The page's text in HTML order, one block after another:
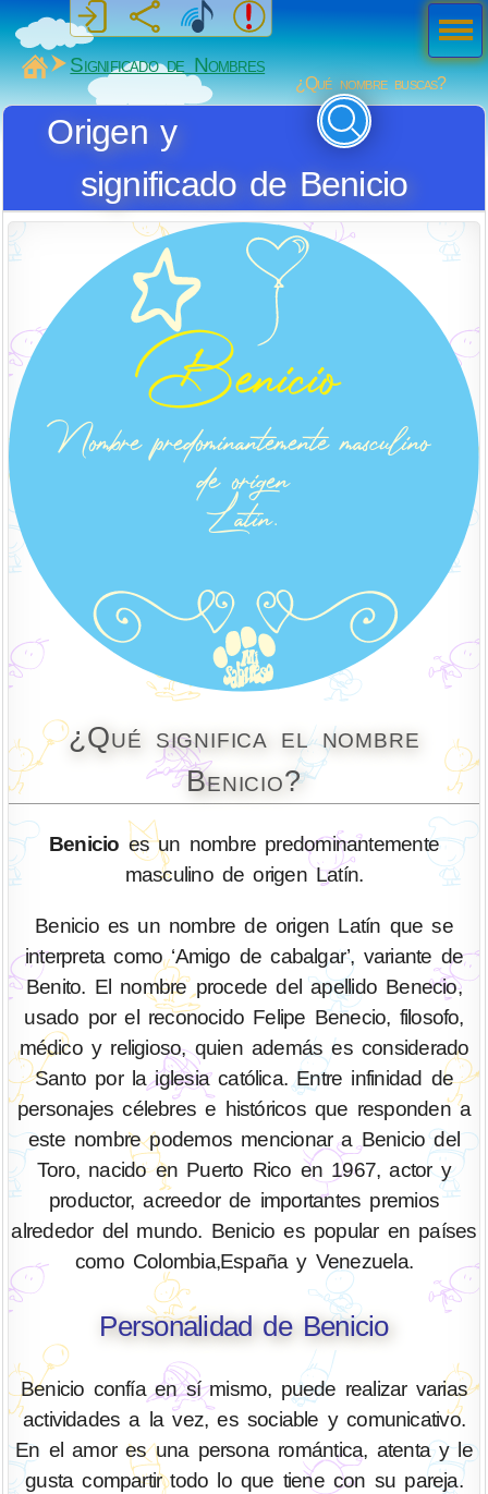
MiSabueso
Significado de Nombres
¿Qué nombre buscas?
Origen y
significado de Benicio
¿Qué significa el nombre
Benicio?
Benicio es un nombre predominantemente
masculino de origen Latín.
Benicio es un nombre de origen Latín que se
interpreta como ‘Amigo de cabalgar’, variante de
Benito. El nombre procede del apellido Benecio,
usado por el reconocido Felipe Benecio, filosofo,
médico y religioso, quien además es considerado
Santo por la iglesia católica. Entre infinidad de
personajes célebres e históricos que responden a
este nombre podemos mencionar a Benicio del
Toro, nacido en Puerto Rico en 1967, actor y
productor, acreedor de importantes premios
alrededor del mundo. Benicio es popular en países
como Colombia,España y Venezuela.
Personalidad de Benicio
Benicio confía en sí mismo, puede realizar varias
actividades a la vez, es sociable y comunicativo.
En el amor es una persona romántica, atenta y le
gusta compartir todo lo que tiene con su pareja.
Men
ú